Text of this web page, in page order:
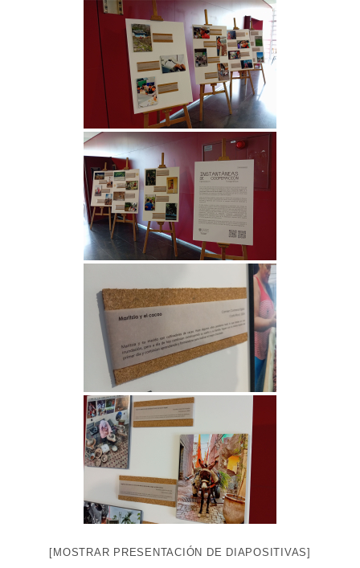
[MOSTRAR PRESENTACIÓN DE DIAPOSITIVAS]